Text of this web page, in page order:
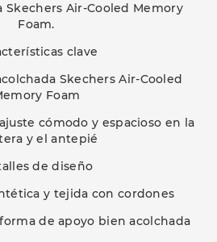
Skechers Air-Cooled Memory
Foam.
clave
Skechers Air-Cooled
Foam
cómodo y espacioso en la
y el antepié
de diseño
y tejida con cordones
de apoyo bien acolchada